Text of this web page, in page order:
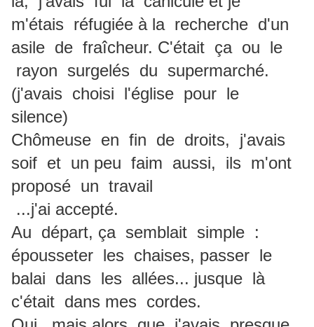
m'étais réfugiée à la recherche d'un
asile de fraîcheur. C'était ça ou le
rayon surgelés du supermarché.
(j'avais choisi l'église pour le
silence)
Chômeuse en fin de droits, j'avais
soif et un peu faim aussi, ils m'ont
proposé un travail
...j'ai accepté.
Au départ, ça semblait simple :
épousseter les chaises, passer le
balai dans les allées... jusque là
c'était dans mes cordes.